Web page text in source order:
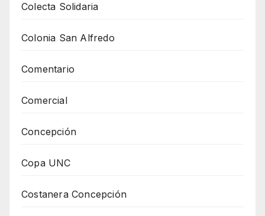
Colecta Solidaria
Colonia San Alfredo
Comentario
Comercial
Concepción
Copa UNC
Costanera Concepción